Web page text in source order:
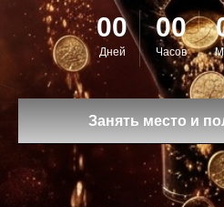
00
Дней
00
Часов
Занять место и